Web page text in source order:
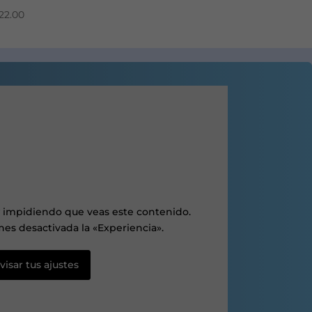
impidiendo que veas este contenido.
desactivada la «Experiencia».
tus ajustes